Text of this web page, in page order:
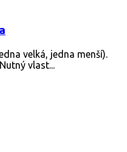
velká, jedna menší).
vlast...